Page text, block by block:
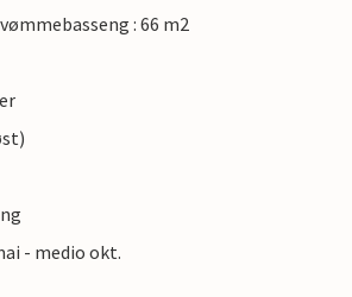
: 66 m2
- medio okt.